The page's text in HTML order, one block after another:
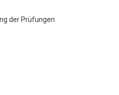
der Prüfungen